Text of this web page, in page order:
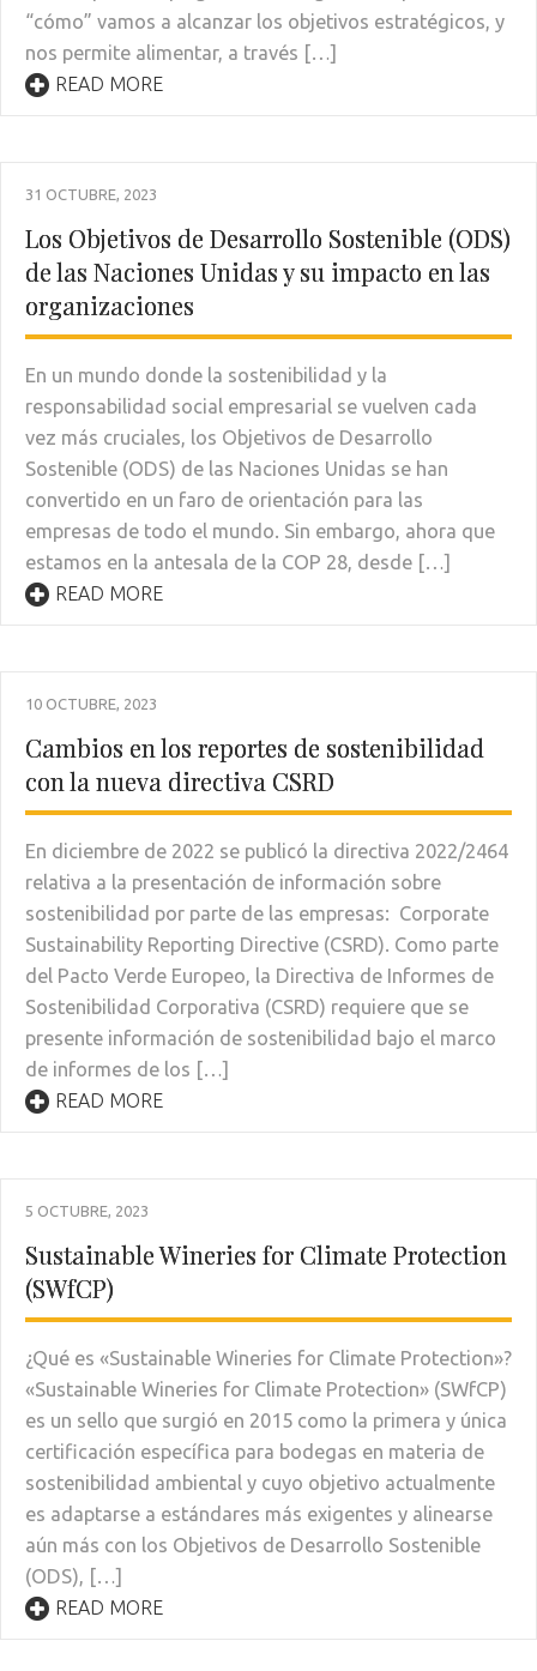
“cómo” vamos a alcanzar los objetivos estratégicos, y
nos permite alimentar, a través […]
READ MORE
31 OCTUBRE, 2023
Los Objetivos de Desarrollo Sostenible (ODS)
de las Naciones Unidas y su impacto en las
organizaciones
En un mundo donde la sostenibilidad y la
responsabilidad social empresarial se vuelven cada
vez más cruciales, los Objetivos de Desarrollo
Sostenible (ODS) de las Naciones Unidas se han
convertido en un faro de orientación para las
empresas de todo el mundo. Sin embargo, ahora que
estamos en la antesala de la COP 28, desde […]
READ MORE
10 OCTUBRE, 2023
Cambios en los reportes de sostenibilidad
con la nueva directiva CSRD
En diciembre de 2022 se publicó la directiva 2022/2464
relativa a la presentación de información sobre
sostenibilidad por parte de las empresas: Corporate
Sustainability Reporting Directive (CSRD). Como parte
del Pacto Verde Europeo, la Directiva de Informes de
Sostenibilidad Corporativa (CSRD) requiere que se
presente información de sostenibilidad bajo el marco
de informes de los […]
READ MORE
5 OCTUBRE, 2023
Sustainable Wineries for Climate Protection
(SWfCP)
¿Qué es «Sustainable Wineries for Climate Protection»?
«Sustainable Wineries for Climate Protection» (SWfCP)
es un sello que surgió en 2015 como la primera y única
certificación específica para bodegas en materia de
sostenibilidad ambiental y cuyo objetivo actualmente
es adaptarse a estándares más exigentes y alinearse
aún más con los Objetivos de Desarrollo Sostenible
(ODS), […]
READ MORE